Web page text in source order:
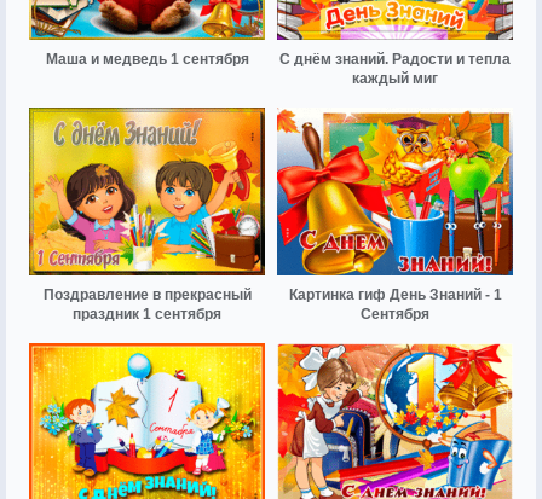
Маша и медведь 1 сентября
С днём знаний. Радости и тепла
каждый миг
Поздравление в прекрасный
праздник 1 сентября
Картинка гиф День Знаний - 1
Сентября